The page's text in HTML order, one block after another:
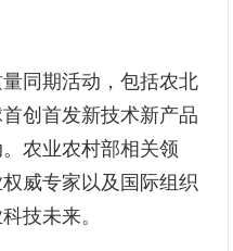
同期活动，包括农北
创首发新技术新产品
农业农村部相关领
威专家以及国际组织
技未来。